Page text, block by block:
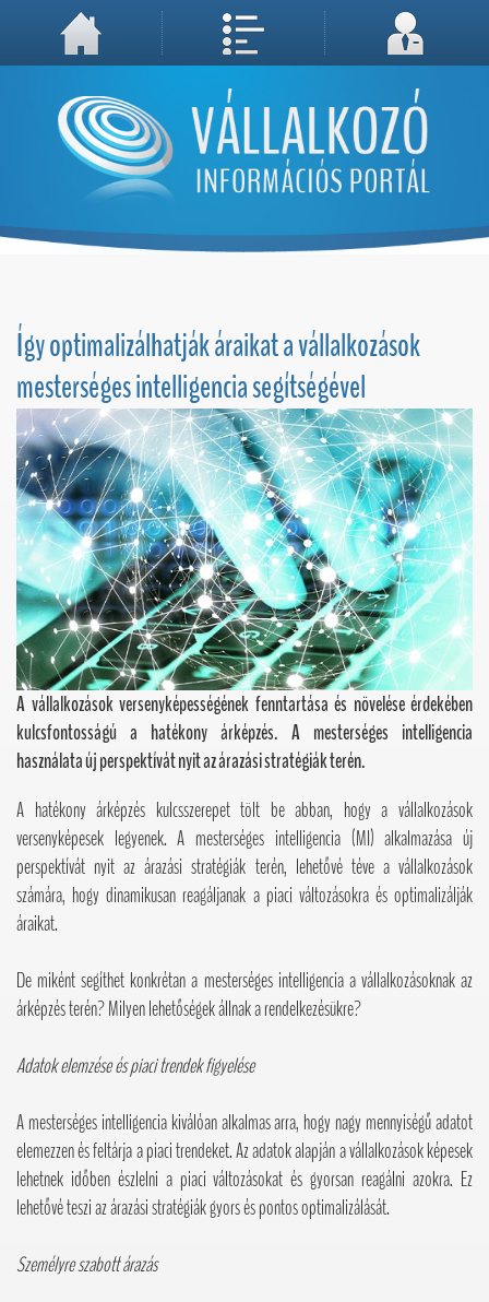
A weboldal használatával Ön elfogadja, hogy Cookie-kat (sütiket) tároljunk számítógépén. A sütik a weboldal megfelelő működéséhez
Megértettem, folytatás...
Így optimalizálhatják áraikat a vállalkozások
mesterséges intelligencia segítségével
A vállalkozások versenyképességének fenntartása és növelése érdekében
kulcsfontosságú a hatékony árképzés. A mesterséges intelligencia
használata új perspektívát nyit az árazási stratégiák terén.
A hatékony árképzés kulcsszerepet tölt be abban, hogy a vállalkozások
versenyképesek legyenek. A mesterséges intelligencia (MI) alkalmazása új
perspektívát nyit az árazási stratégiák terén, lehetővé téve a vállalkozások
számára, hogy dinamikusan reagáljanak a piaci változásokra és optimalizálják
áraikat.
De miként segíthet konkrétan a mesterséges intelligencia a vállalkozásoknak az
árképzés terén? Milyen lehetőségek állnak a rendelkezésükre?
Adatok elemzése és piaci trendek figyelése
A mesterséges intelligencia kiválóan alkalmas arra, hogy nagy mennyiségű adatot
elemezzen és feltárja a piaci trendeket. Az adatok alapján a vállalkozások képesek
lehetnek időben észlelni a piaci változásokat és gyorsan reagálni azokra. Ez
lehetővé teszi az árazási stratégiák gyors és pontos optimalizálását.
Személyre szabott árazás